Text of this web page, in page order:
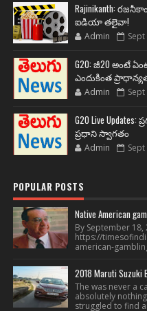
Rajinikanth:
ఐడియా తలైవా!
Admin
G20: జీ20 అంటే
ఎందుకింత
Admin
G20 Live
ప్రధాని స్వాగతం
Admin
POPULAR POSTS
Native American
By September 18,
https://
american-
2018 Maruti Suzuki
The was never a
absolutely
struggled to find